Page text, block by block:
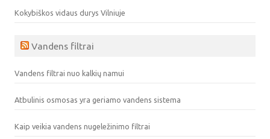
Kokybiškos vidaus durys Vilniuje
Vandens filtrai
Vandens filtrai nuo kalkių namui
Atbulinis osmosas yra geriamo vandens sistema
Kaip veikia vandens nugeležinimo filtrai